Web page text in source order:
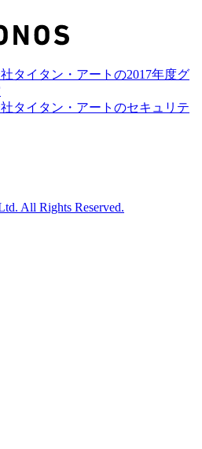
All Rights Reserved.